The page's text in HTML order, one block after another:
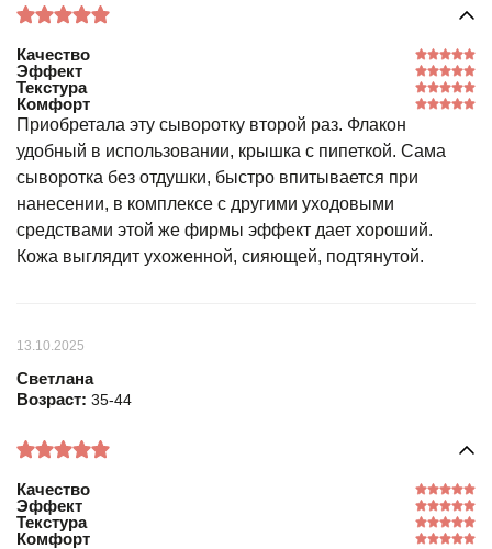
Качество
Эффект
Текстура
Комфорт
Приобретала эту сыворотку второй раз. Флакон
удобный в использовании, крышка с пипеткой. Сама
сыворотка без отдушки, быстро впитывается при
нанесении, в комплексе с другими уходовыми
средствами этой же фирмы эффект дает хороший.
Кожа выглядит ухоженной, сияющей, подтянутой.
13.10.2025
Светлана
Возраст: 35-44
Качество
Эффект
Текстура
Комфорт